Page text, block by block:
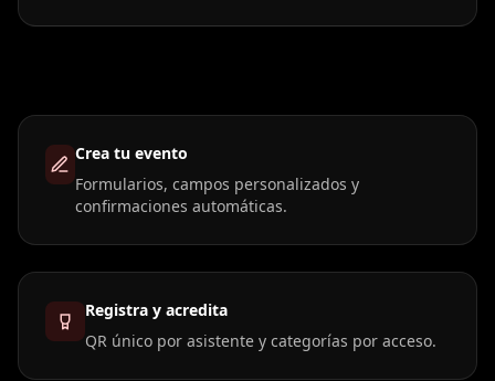
Crea tu evento
Formularios, campos personalizados y
confirmaciones automáticas.
Registra y acredita
QR único por asistente y categorías por acceso.